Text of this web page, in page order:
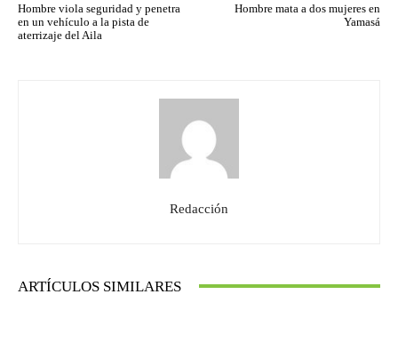
Hombre viola seguridad y penetra
en un vehículo a la pista de
aterrizaje del Aila
Hombre mata a dos mujeres en
Yamasá
Redacción
ARTÍCULOS SIMILARES